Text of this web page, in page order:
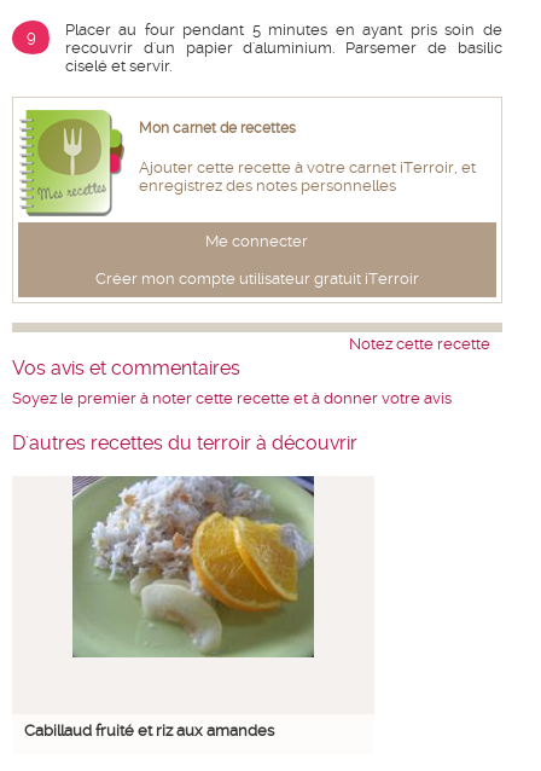
9
Placer au four pendant 5 minutes en ayant pris soin de
recouvrir d'un papier d'aluminium. Parsemer de basilic
ciselé et servir.
Mon carnet de recettes
Ajouter cette recette à votre carnet iTerroir, et
enregistrez des notes personnelles
Me connecter
Créer mon compte utilisateur gratuit iTerroir
Notez cette recette
Vos avis et commentaires
Soyez le premier à noter cette recette et à donner votre avis
D'autres recettes du terroir à découvrir
Cabillaud fruité et riz aux amandes